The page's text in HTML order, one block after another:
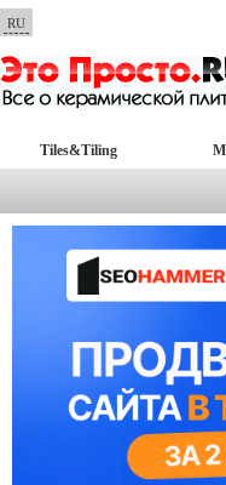
RU
Tiles&Tiling